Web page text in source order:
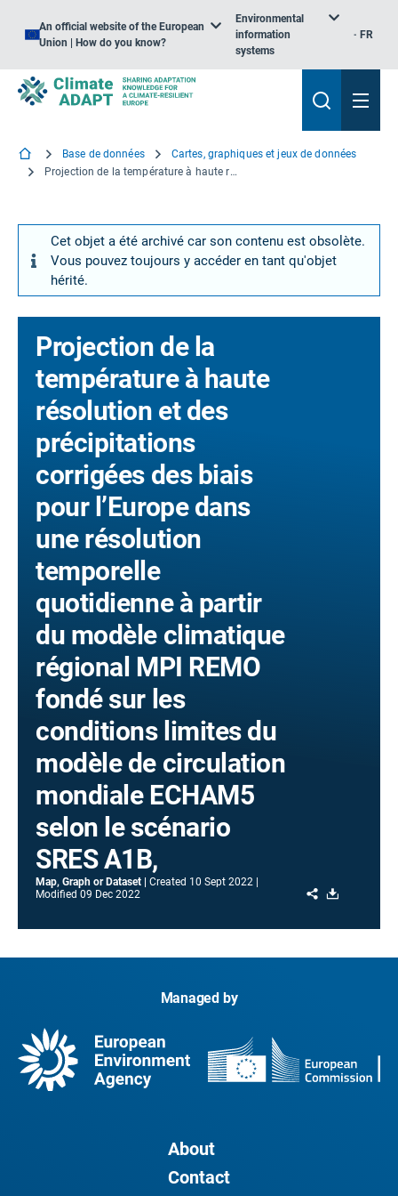
An official website of the European
Union | How do you know?
Environmental
information
systems
FR
Base de données
Cartes, graphiques et jeux de données
Projection de la température à haute résolution et des précipitations corrigées des biais pour l’Europe dans une résolution temporelle quotidienne à partir du modèle climatique régional MPI REMO fondé sur les conditions limites du modèle de circulation mondiale ECHAM5 selon le scénario SRES A1B,
Cet objet a été archivé car son contenu est obsolète.
Vous pouvez toujours y accéder en tant qu'objet
hérité.
Projection de la
température à haute
résolution et des
précipitations
corrigées des biais
pour l’Europe dans
une résolution
temporelle
quotidienne à partir
du modèle climatique
régional MPI REMO
fondé sur les
conditions limites du
modèle de circulation
mondiale ECHAM5
selon le scénario
SRES A1B,
Map, Graph or Dataset Created 10 Sept 2022
Modified 09 Dec 2022 Share
Managed by
About
Contact